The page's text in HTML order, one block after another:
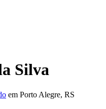
Silva
em Porto Alegre, RS